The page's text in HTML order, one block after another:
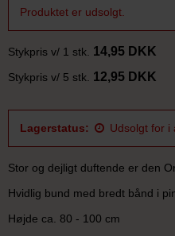
Produktet er udsolgt.
Stykpris v/ 1 stk. 14,95 DKK
Stykpris v/ 5 stk. 12,95 DKK
Lagerstatus: Udsolgt for i
Stor og dejligt duftende er den
Hvidlig bund med bredt bånd i
Højde ca. 80 - 100 cm